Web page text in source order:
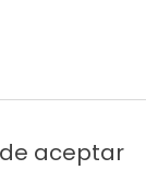
aceptar